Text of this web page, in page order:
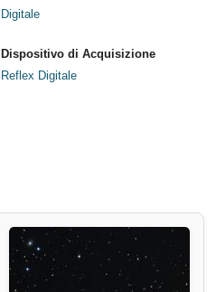
Digitale
Dispositivo di Acquisizione
Reflex Digitale